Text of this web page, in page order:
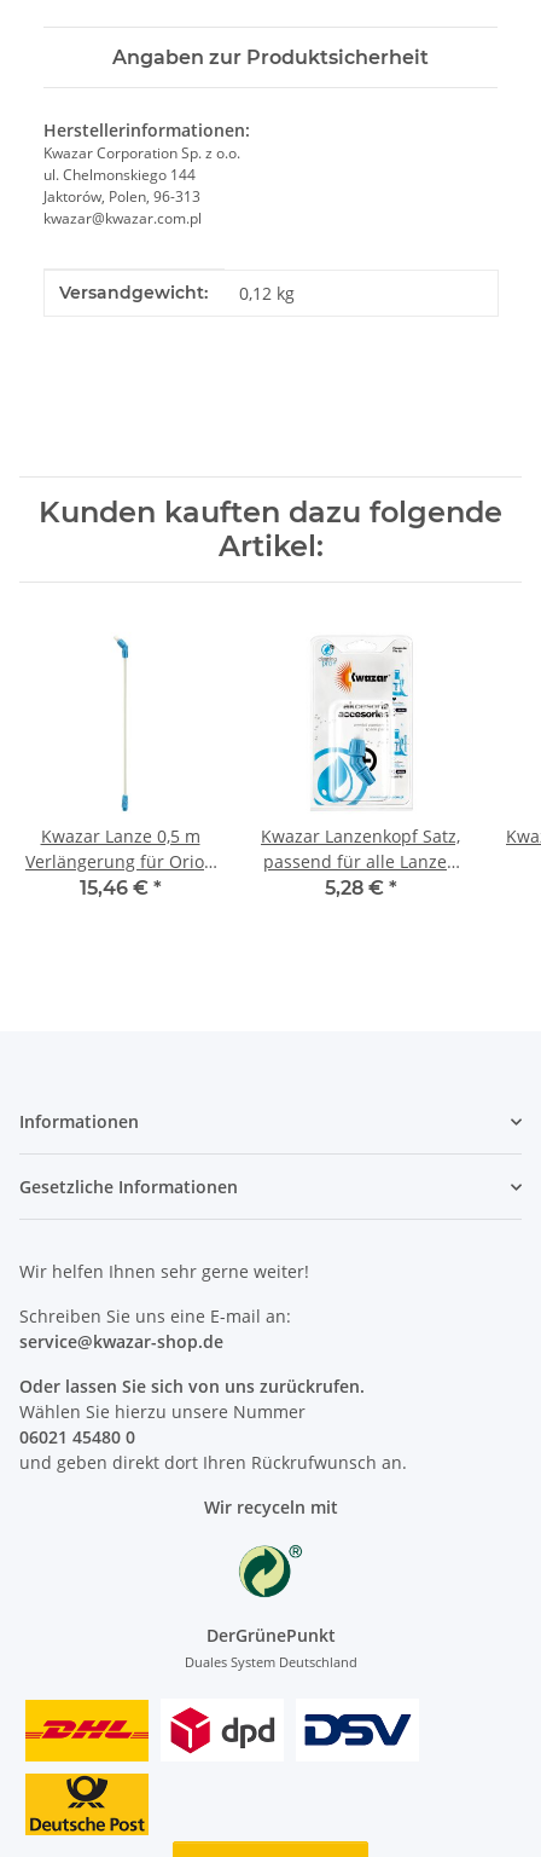
Angaben zur Produktsicherheit
Herstellerinformationen:
Kwazar Corporation Sp. z o.o.
ul. Chelmonskiego 144
Jaktorów, Polen, 96-313
kwazar@kwazar.com.pl
Produkteigenschaft
Wert
Versandgewicht: 0,12 kg
Kunden kauften dazu folgende
Artikel:
Kwazar Lanze 0,5 m
Verlängerung für Orion
Sprühgeräte
15,46 € *
Kwazar Lanzenkopf Satz,
passend für alle Lanzen
von Kwazar
5,28 € *
Informationen
Gesetzliche Informationen
Wir helfen Ihnen sehr gerne weiter!
Schreiben Sie uns eine E-mail an:
service@kwazar-shop.de
Oder lassen Sie sich von uns zurückrufen.
Wählen Sie hierzu unsere Nummer
06021 45480 0
und geben direkt dort Ihren Rückrufwunsch an.
Wir recyceln mit
DerGrünePunkt
Duales System Deutschland